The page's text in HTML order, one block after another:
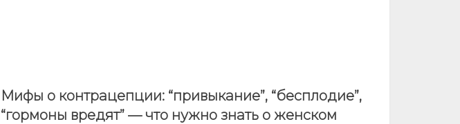
Мифы о контрацепции: “привыкание”, “бесплодие”,
“гормоны вредят” — что нужно знать о женском